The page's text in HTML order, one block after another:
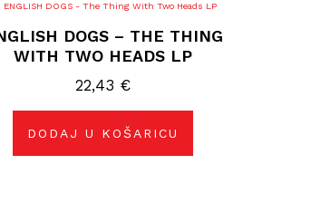
DOGS – THE THING
WITH TWO HEADS LP
22,43 €
DODAJ U KOŠARICU